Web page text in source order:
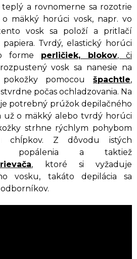
teplý a rovnomerne sa rozotrie
mäkký horúci vosk, napr. vo
vosk sa položí a pritlačí
Tvrdý, elastický horúci
forme perličiek, blokov, či
vosk sa nanesie na
pomocou špachtle,
počas ochladzovania. Na
potrebný prúžok depilačného
už o mäkký alebo tvrdý horúci
strhne rýchlym pohybom
chĺpkov. Z dôvodu istých
popálenia a taktiež
, ktoré si vyžaduje
vosku, takáto depilácia sa